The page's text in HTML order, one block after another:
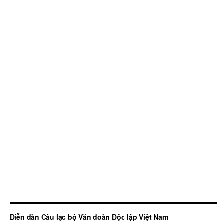
Diễn đàn Câu lạc bộ Văn đoàn Độc lập Việt Nam